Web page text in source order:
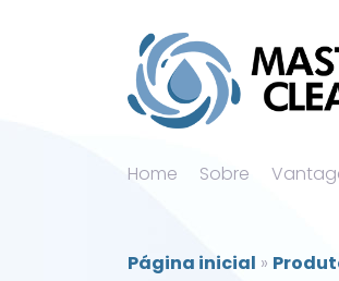
Home Sobre
Página inicial »